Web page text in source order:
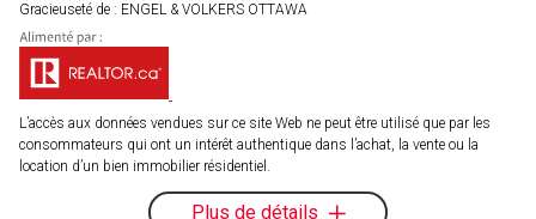
Gracieuseté de : ENGEL & VOLKERS OTTAWA
L’accès aux données vendues sur ce site Web ne peut être utilisé que par les
consommateurs qui ont un intérêt authentique dans l’achat, la vente ou la
location d’un bien immobilier résidentiel.
Plus de détails